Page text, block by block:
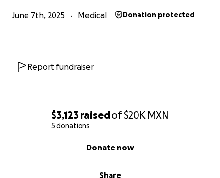
$3,123 raisedof$20K MXN
5 donations
Share
Donate now
June 7th, 2025 Medical Donation protected
Report fundraiser